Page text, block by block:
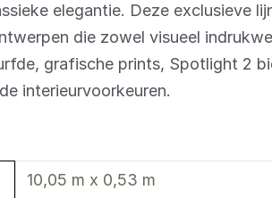
elegantie. Deze exclusieve
die zowel visueel
grafische prints, Spotlight 2
interieurvoorkeuren.
10,05 m x 0,53 m